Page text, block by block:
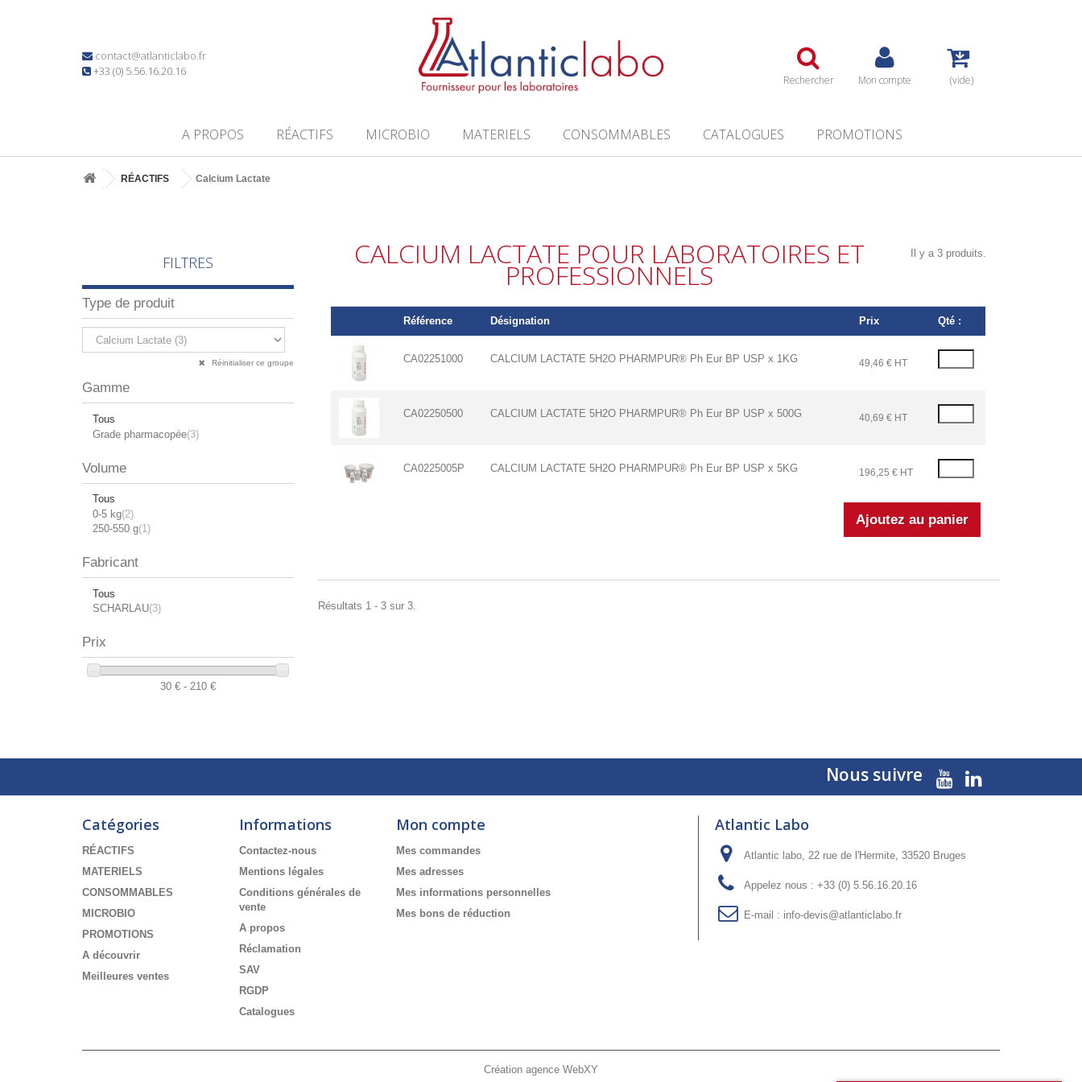
contact@atlanticlabo.fr
+33 (0) 5.56.16.20.16
Rechercher Mon compte (vide)
A PROPOS RÉACTIFS MICROBIO MATERIELS CONSOMMABLES CATALOGUES PROMOTIONS
RÉACTIFS Calcium Lactate
FILTRES
Type de produit
Réinitialiser ce groupe
Gamme
Tous
Grade pharmacopée(3)
Volume
Tous
0-5 kg(2)
250-550 g(1)
Fabricant
Tous
SCHARLAU(3)
Prix
30 € - 210 €
CALCIUM LACTATE POUR LABORATOIRES ET
PROFESSIONNELS
Il y a 3 produits.
Référence Désignation Prix Qté :
CA02251000 CALCIUM LACTATE 5H2O PHARMPUR® Ph Eur BP USP x 1KG 49,46 € HT
CA02250500 CALCIUM LACTATE 5H2O PHARMPUR® Ph Eur BP USP x 500G 40,69 € HT
CA0225005P CALCIUM LACTATE 5H2O PHARMPUR® Ph Eur BP USP x 5KG 196,25 € HT
Résultats 1 - 3 sur 3.
Nous suivre
Catégories
RÉACTIFS
MATERIELS
CONSOMMABLES
MICROBIO
PROMOTIONS
A découvrir
Meilleures ventes
Informations
Contactez-nous
Mentions légales
Conditions générales de
vente
A propos
Réclamation
SAV
RGDP
Catalogues
Création agence WebXY
Mon compte
Mes commandes
Mes adresses
Mes informations personnelles
Mes bons de réduction
Atlantic Labo
Atlantic labo, 22 rue de l'Hermite, 33520 Bruges
Appelez nous : +33 (0) 5.56.16.20.16
E-mail : info-devis@atlanticlabo.fr